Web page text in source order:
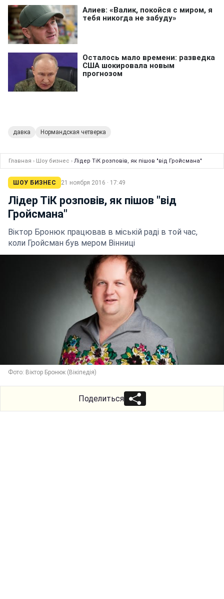
давка Нормандская четверка
Главная › Шоу бизнес › Лідер ТіК розповів, як пішов "від Гройсмана"
ШОУ БИЗНЕС 21 ноября 2016 · 17:49
Лідер ТіК розповів, як пішов "від
Гройсмана"
Віктор Бронюк працював в міській раді в той час,
коли Гройсман був мером Вінниці
Фото: Віктор Бронюк (Вікіпедія)
Поделиться